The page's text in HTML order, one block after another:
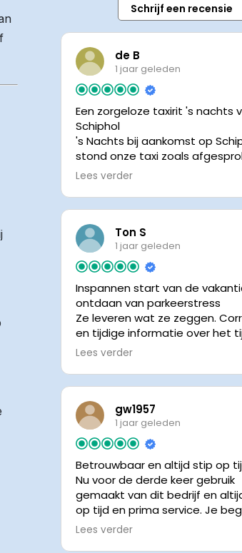
Schrijf een recensie
de B
1 jaar geleden
Een zorgeloze taxirit 's nachts
Schiphol
's Nachts bij aankomst op
stond onze taxi zoals
keurig te wachten. Dankzij de
chauffeur wisten we precies
chauffeur, met een prachtige
was het een comfortabele rit.
tot de volgende de keer.
Lees verder
Ton S
1 jaar geleden
Inspannen start van de
ontdaan van parkeerstress
Ze leveren wat ze zeggen.
en tijdige informatie over het
van ophalen. Voldeed ook nu
Lees verder
gw1957
1 jaar geleden
Betrouwbaar en altijd stip op
Nu voor de derde keer gebruik
gemaakt van dit bedrijf en
op tijd en prima service. Je
vakantie zonder zorgen iig. 👍👍
Lees verder